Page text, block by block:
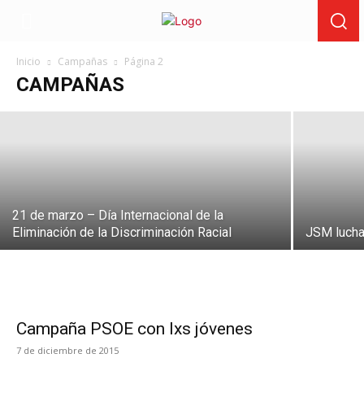
Inicio Campañas Página 2
CAMPAÑAS
Euro”
9 de mayo de 2026
21 de marzo – Día Internacional de la
Eliminación de la Discriminación Racial
JSM
Campaña PSOE con lxs jóvenes
7 de diciembre de 2015